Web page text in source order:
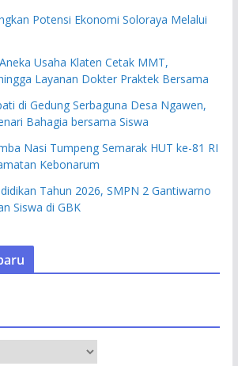
Potensi Ekonomi Soloraya Melalui
Usaha Klaten Cetak MMT,
Layanan Dokter Praktek Bersama
di Gedung Serbaguna Desa Ngawen,
Bahagia bersama Siswa
Nasi Tumpeng Semarak HUT ke-81 RI
Kebonarum
Tahun 2026, SMPN 2 Gantiwarno
Siswa di GBK